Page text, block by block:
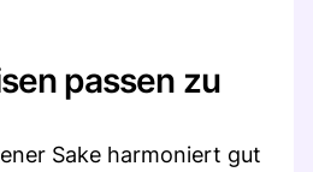
passen zu
Sake harmoniert gut